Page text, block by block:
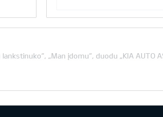
„Man įdomu“, duodu „KIA AUTO